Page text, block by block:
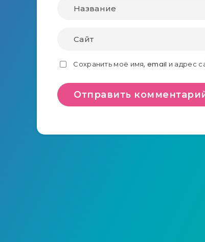
Сохранить моё имя, email и адрес